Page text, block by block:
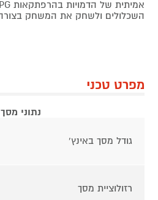
השכלולים ולשחק את המשחק
מפרט טכני
נתוני מסך
גודל מסך באינץ'
רזולוציית מסך